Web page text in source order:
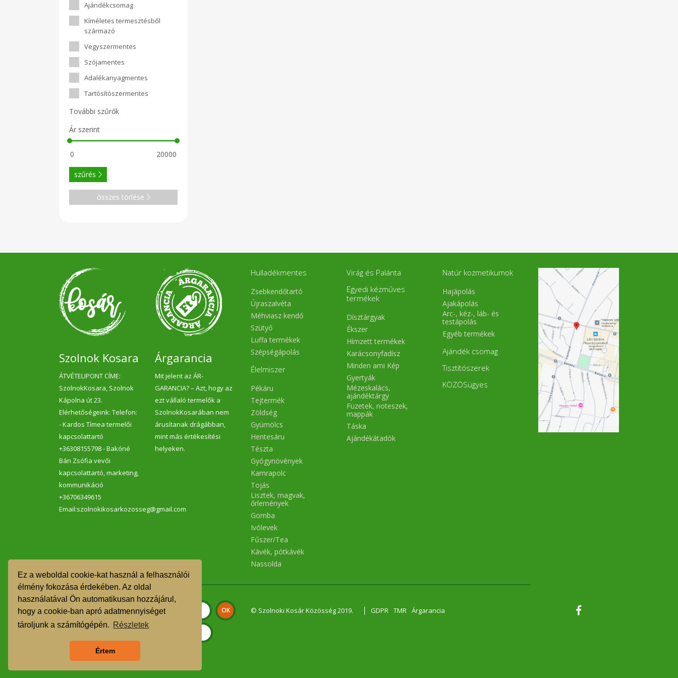
Ez a weboldal cookie-kat használ a felhasználói
élmény fokozása érdekében. Az oldal
használatával Ön automatikusan hozzájárul,
hogy a cookie-ban apró adatmennyiséget
tároljunk a számítógépén. Részletek
Értem
Ajándékcsomag
Kíméletes termesztésből
származó
Vegyszermentes
Szójamentes
Adalékanyagmentes
Tartósítószermentes
További szűrők
Ár szerint
szűrés
összes törlése
Szolnok Kosara
ÁTVÉTELIPONT CÍME:
SzolnokKosara, Szolnok
Kápolna út 23.
Elérhetőségeink: Telefon:
- Kardos Tímea termelői
kapcsolattartó
+36308155798 - Bakóné
Bán Zsófia vevői
kapcsolattartó, marketing,
kommunikáció
+36706349615
Email:szolnokikosarkozosseg@gmail.com
Árgarancia
Mit jelent az ÁR-
GARANCIA? – Azt, hogy az
ezt vállaló termelők a
SzolnokKosarában nem
árusítanak drágábban,
mint más értékesítési
helyeken.
Hulladékmentes
Zsebkendőtartó
Újraszalvéta
Méhviasz kendő
Szütyő
Luffa termékek
Szépségápolás
Élelmiszer
Pékáru
Tejtermék
Zöldség
Gyümölcs
Hentesáru
Tészta
Gyógynövények
Kamrapolc
Tojás
Lisztek, magvak,
őrlemények
Gomba
Ivólevek
Fűszer/Tea
Kávék, pótkávék
Nassolda
Virág és Palánta
Egyedi kézműves
termékek
Dísztárgyak
Ékszer
Hímzett termékek
Karácsonyfadísz
Minden ami Kép
Gyertyák
Mézeskalács,
ajándéktárgy
Füzetek, noteszek,
mappák
Táska
Ajándékátadók
Natúr kozmetikumok
Hajápolás
Ajakápolás
Arc-, kéz-, láb- és
testápolás
Egyéb termékek
Ajándék csomag
Tisztítószerek
KÖZÖSügyes
Szeretnék feliratkozni a hírlevélre.
© Szolnoki Kosár Közösség 2019. | GDPR TMR Árgarancia